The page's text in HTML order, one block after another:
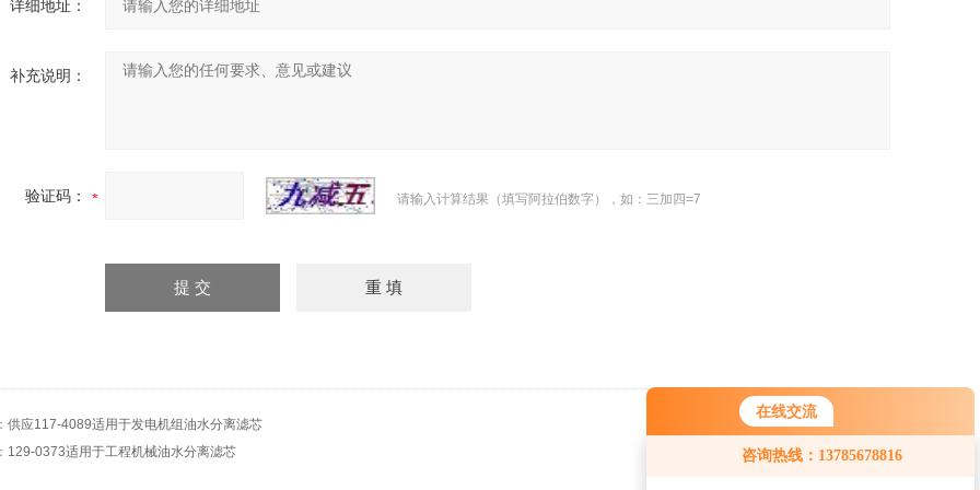
在线交流
咨询热线：13785678816
详细地址：
补充说明：
验证码： 请输入计算结果（填写阿拉伯数字），如：三加四=7
供应117-4089适用于发电机组油水分离滤芯
129-0373适用于工程机械油水分离滤芯
返回